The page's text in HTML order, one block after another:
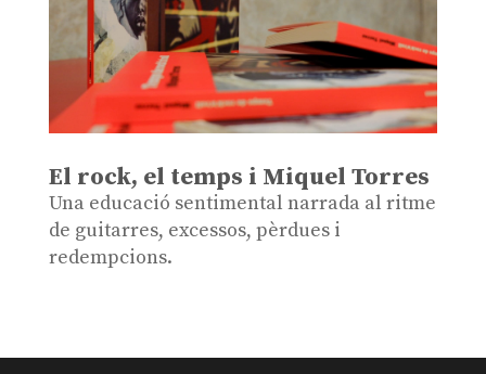
El rock, el temps i Miquel Torres
Una educació sentimental narrada al ritme
de guitarres, excessos, pèrdues i
redempcions.